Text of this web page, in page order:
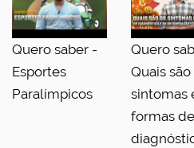
Quero saber -
Esportes
Paralímpicos
Quero
Quais são
sintomas
formas de